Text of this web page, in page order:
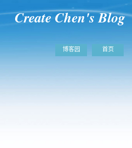
Create Chen's Blog
博客园 首页